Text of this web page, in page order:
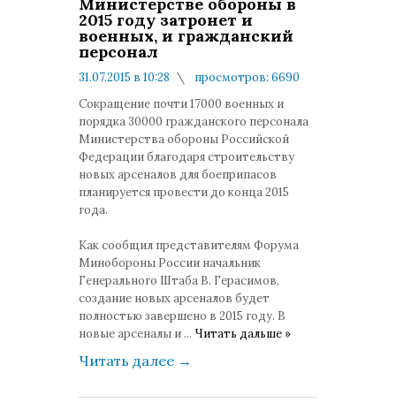
2015 году затронет и
военных, и гражданский
персонал
31.07.2015 в 10:28
просмотров: 6690
Сокращение почти 17000 военных и
порядка 30000 гражданского персонала
Министерства обороны Российской
Федерации благодаря строительству
новых арсеналов для боеприпасов
планируется провести до конца 2015
года.
Как сообщил представителям Форума
Минобороны России начальник
Генерального Штаба В. Герасимов,
создание новых арсеналов будет
полностью завершено в 2015 году. В
новые арсеналы и ... Читать дальше »
Читать далее →